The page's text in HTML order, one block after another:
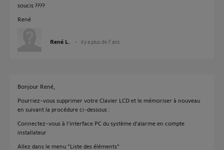
soucis ????
René
René L. il y a plus de 7 ans
Bonjour René,
Pourriez-vous supprimer votre Clavier LCD et le mémoriser à nouveau
en suivant la procédure ci-dessous :
Connectez-vous à l'interface PC du système d'alarme en compte
installateur
Allez dans le menu "Liste des éléments"